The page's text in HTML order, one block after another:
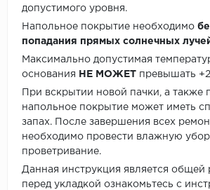
допустимого уровня.
Напольное покрытие необходимо
попадания прямых солнечных
Максимально допустимая
основания
НЕ МОЖЕТ превышать
При вскрытии новой пачки, а также
напольное покрытие может иметь
запах. После завершения всех
необходимо провести влажную
проветривание.
Данная инструкция является общей
перед укладкой ознакомьтесь с